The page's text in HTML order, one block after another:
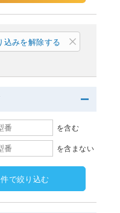
込みを解除する
を含む
を含まない
で絞り込む